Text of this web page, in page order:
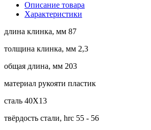
Описание товара
Характеристики
длина клинка, мм 87
толщина клинка, мм 2,3
общая длина, мм 203
материал рукояти пластик
сталь 40Х13
твёрдость стали, hrc 55 - 56